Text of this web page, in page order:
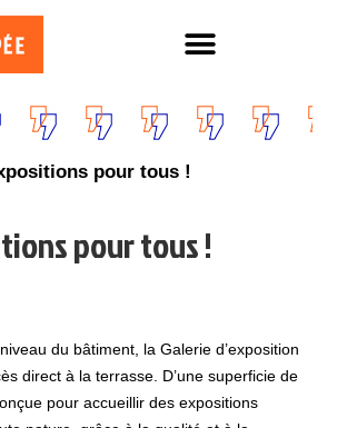
pour tous !
pour tous !
du bâtiment, la Galerie d’exposition
direct à la terrasse. D’une superficie de
pour accueillir des expositions